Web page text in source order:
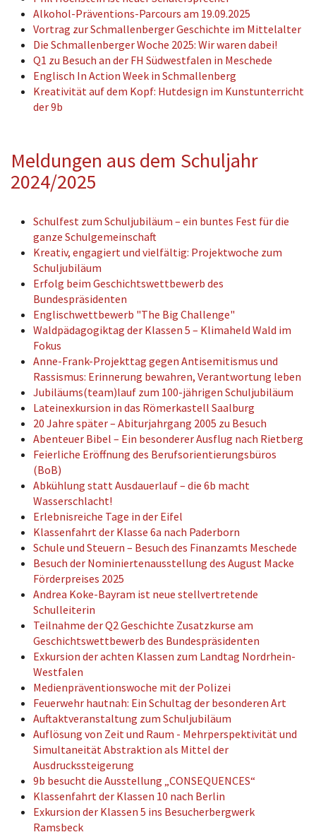
Alkohol-Präventions-Parcours am 19.09.2025
Vortrag zur Schmallenberger Geschichte im Mittelalter
Die Schmallenberger Woche 2025: Wir waren dabei!
Q1 zu Besuch an der FH Südwestfalen in Meschede
Englisch In Action Week in Schmallenberg
Kreativität auf dem Kopf: Hutdesign im Kunstunterricht
der 9b
Meldungen aus dem Schuljahr
2024/2025
Schulfest zum Schuljubiläum – ein buntes Fest für die
ganze Schulgemeinschaft
Kreativ, engagiert und vielfältig: Projektwoche zum
Schuljubiläum
Erfolg beim Geschichtswettbewerb des
Bundespräsidenten
Englischwettbewerb "The Big Challenge"
Waldpädagogiktag der Klassen 5 – Klimaheld Wald im
Fokus
Anne-Frank-Projekttag gegen Antisemitismus und
Rassismus: Erinnerung bewahren, Verantwortung leben
Jubiläums(team)lauf zum 100-jährigen Schuljubiläum
Lateinexkursion in das Römerkastell Saalburg
20 Jahre später – Abiturjahrgang 2005 zu Besuch
Abenteuer Bibel – Ein besonderer Ausflug nach Rietberg
Feierliche Eröffnung des Berufsorientierungsbüros
(BoB)
Abkühlung statt Ausdauerlauf – die 6b macht
Wasserschlacht!
Erlebnisreiche Tage in der Eifel
Klassenfahrt der Klasse 6a nach Paderborn
Schule und Steuern – Besuch des Finanzamts Meschede
Besuch der Nominiertenausstellung des August Macke
Förderpreises 2025
Andrea Koke-Bayram ist neue stellvertretende
Schulleiterin
Teilnahme der Q2 Geschichte Zusatzkurse am
Geschichtswettbewerb des Bundespräsidenten
Exkursion der achten Klassen zum Landtag Nordrhein-
Westfalen
Medienpräventionswoche mit der Polizei
Feuerwehr hautnah: Ein Schultag der besonderen Art
Auftaktveranstaltung zum Schuljubiläum
Auflösung von Zeit und Raum - Mehrperspektivität und
Simultaneität Abstraktion als Mittel der
Ausdruckssteigerung
9b besucht die Ausstellung „CONSEQUENCES“
Klassenfahrt der Klassen 10 nach Berlin
Exkursion der Klassen 5 ins Besucherbergwerk
Ramsbeck